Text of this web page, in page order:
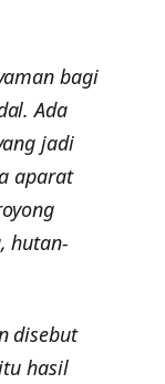
bagi
Ada
jadi
aparat
hutan-
disebut
hasil